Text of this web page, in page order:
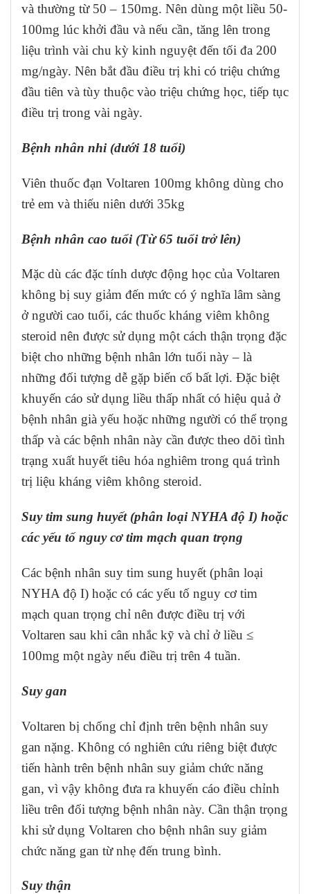
và thường từ 50 – 150mg. Nên dùng một liều 50-
100mg lúc khởi đầu và nếu cần, tăng lên trong
liệu trình vài chu kỳ kinh nguyệt đến tối đa 200
mg/ngày. Nên bắt đầu điều trị khi có triệu chứng
đầu tiên và tùy thuộc vào triệu chứng học, tiếp tục
điều trị trong vài ngày.
Bệnh nhân nhi (dưới 18 tuổi)
Viên thuốc đạn Voltaren 100mg không dùng cho
trẻ em và thiếu niên dưới 35kg
Bệnh nhân cao tuổi (Từ 65 tuổi trở lên)
Mặc dù các đặc tính dược động học của Voltaren
không bị suy giảm đến mức có ý nghĩa lâm sàng
ở người cao tuổi, các thuốc kháng viêm không
steroid nên được sử dụng một cách thận trọng đặc
biệt cho những bệnh nhân lớn tuổi này – là
những đối tượng dễ gặp biến cố bất lợi. Đặc biệt
khuyến cáo sử dụng liều thấp nhất có hiệu quả ở
bệnh nhân già yếu hoặc những người có thể trọng
thấp và các bệnh nhân này cần được theo dõi tình
trạng xuất huyết tiêu hóa nghiêm trong quá trình
trị liệu kháng viêm không steroid.
Suy tim sung huyết (phân loại NYHA độ I) hoặc
các yếu tố nguy cơ tim mạch quan trọng
Các bệnh nhân suy tim sung huyết (phân loại
NYHA độ I) hoặc có các yếu tố nguy cơ tim
mạch quan trọng chỉ nên được điều trị với
Voltaren sau khi cân nhắc kỹ và chỉ ở liều ≤
100mg một ngày nếu điều trị trên 4 tuần.
Suy gan
Voltaren bị chống chỉ định trên bệnh nhân suy
gan nặng. Không có nghiên cứu riêng biệt được
tiến hành trên bệnh nhân suy giảm chức năng
gan, vì vậy không đưa ra khuyến cáo điều chỉnh
liều trên đối tượng bệnh nhân này. Cần thận trọng
khi sử dụng Voltaren cho bệnh nhân suy giảm
chức năng gan từ nhẹ đến trung bình.
Suy thận